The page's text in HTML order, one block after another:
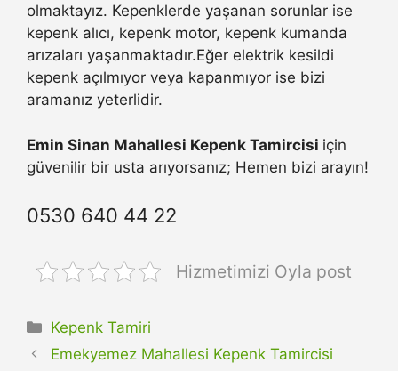
olmaktayız. Kepenklerde yaşanan sorunlar ise
kepenk alıcı, kepenk motor, kepenk kumanda
arızaları yaşanmaktadır.Eğer elektrik kesildi
kepenk açılmıyor veya kapanmıyor ise bizi
aramanız yeterlidir.
Emin Sinan Mahallesi Kepenk Tamircisi için
güvenilir bir usta arıyorsanız; Hemen bizi arayın!
0530 640 44 22
Hizmetimizi Oyla post
Kategoriler
Kepenk Tamiri
Emekyemez Mahallesi Kepenk Tamircisi